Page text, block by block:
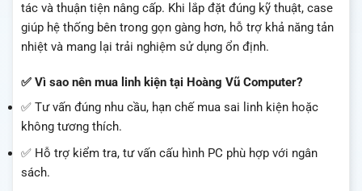
tác và thuận tiện nâng cấp. Khi lắp đặt đúng kỹ thuật, case
giúp hệ thống bên trong gọn gàng hơn, hỗ trợ khả năng tản
nhiệt và mang lại trải nghiệm sử dụng ổn định.
✅ Vì sao nên mua linh kiện tại Hoàng Vũ Computer?
✅ Tư vấn đúng nhu cầu, hạn chế mua sai linh kiện hoặc
không tương thích.
✅ Hỗ trợ kiểm tra, tư vấn cấu hình PC phù hợp với ngân
sách.